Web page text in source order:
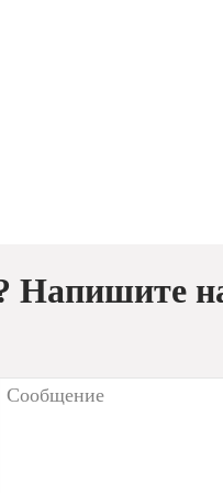
Напишите